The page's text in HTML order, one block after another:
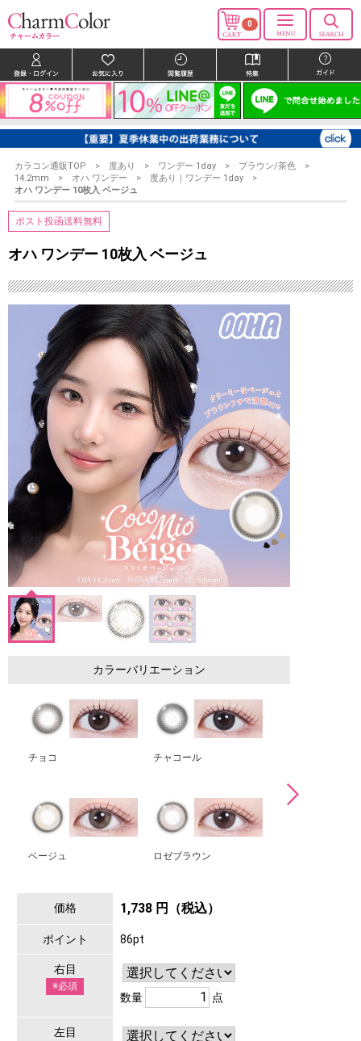
0
カラコン通販TOP 度あり ワンデー 1day
ブラウン/茶色
14.2mm
オハ ワンデー
度あり｜ワンデー 1day
オハ ワンデー 10枚入 ベージュ
ポスト投函送料無料
オハ ワンデー 10枚入 ベージュ
カラーバリエーション
チョコ チャコール
ベージュ ロゼブラウン
価格 1,738 円（税込）
ポイント 86pt
右目
※必須
数量 点
左目